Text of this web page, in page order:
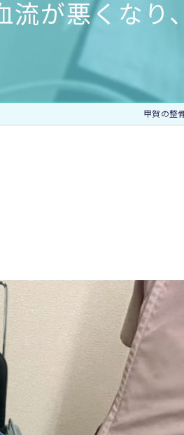
微弱電流治療器：エレサス
光と温熱治療器：フィールドフ
加圧治療：MCCⅡマルチカフケ
流が悪くなり
甲賀の整